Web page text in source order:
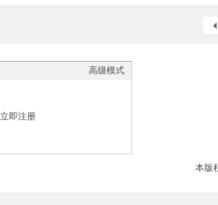
高级模式
立即注册
本版